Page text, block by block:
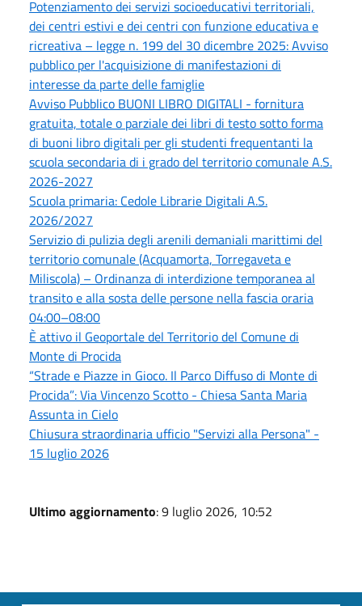
Potenziamento dei servizi socioeducativi territoriali,
dei centri estivi e dei centri con funzione educativa e
ricreativa – legge n. 199 del 30 dicembre 2025: Avviso
pubblico per l'acquisizione di manifestazioni di
interesse da parte delle famiglie
Avviso Pubblico BUONI LIBRO DIGITALI - fornitura
gratuita, totale o parziale dei libri di testo sotto forma
di buoni libro digitali per gli studenti frequentanti la
scuola secondaria di i grado del territorio comunale A.S.
2026-2027
Scuola primaria: Cedole Librarie Digitali A.S.
2026/2027
Servizio di pulizia degli arenili demaniali marittimi del
territorio comunale (Acquamorta, Torregaveta e
Miliscola) – Ordinanza di interdizione temporanea al
transito e alla sosta delle persone nella fascia oraria
04:00–08:00
È attivo il Geoportale del Territorio del Comune di
Monte di Procida
“Strade e Piazze in Gioco. Il Parco Diffuso di Monte di
Procida”: Via Vincenzo Scotto - Chiesa Santa Maria
Assunta in Cielo
Chiusura straordinaria ufficio "Servizi alla Persona" -
15 luglio 2026
Ultimo aggiornamento: 9 luglio 2026, 10:52